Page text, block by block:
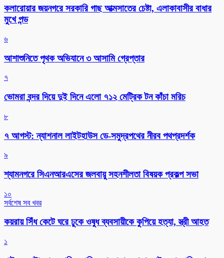
কলারোয়ার জয়নগরে সরকারি গাছ আত্মসাতের চেষ্টা, এলাকাবাসীর বাধার
মুখে পন্ড
৬
আশাশুনিতে পৃথক অভিযানে ৩ আসামি গ্রেপ্তার
৭
ভোমরা বন্দর দিয়ে দুই দিনে এলো ৭১২ মেট্রিক টন কাঁচা মরিচ
৮
৭ আগস্ট: ন্যাশনাল লাইটহাউস ডে-সমুদ্রপথের নীরব পথপ্রদর্শক
৯
শ্যামনগরে সিএনআরএসের জলবায়ু সহনশীলতা বিষয়ক প্রকল্প সভা
১০
সর্বশেষ সব খবর
কয়রায় সিঁধ কেটে ঘরে ঢুকে ওষুধ ব্যবসায়ীকে কুপিয়ে হত্যা, স্ত্রী আহত
১